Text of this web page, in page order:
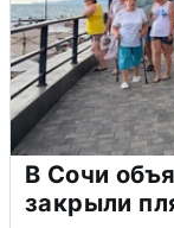
В Сочи
закрыли